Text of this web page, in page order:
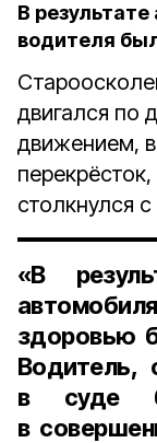
В
водителя
двигался по
движением,
столкнулся
«В
здоровью
Водитель,
в суде
в